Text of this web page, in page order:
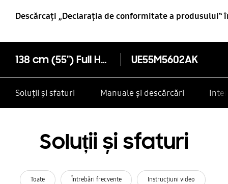
Descărcaţi „Declaraţia de conformitate a produsului‟
138 cm (55") Full HD Smart TV M5602 Seria 5 UE55M5602AK
Soluții și sfaturi Manuale și descărcări
Soluții și sfaturi
Toate Întrebări frecvente Instrucţiuni video